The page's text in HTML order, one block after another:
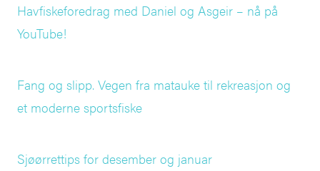
Havfiskeforedrag med Daniel og Asgeir – nå på
YouTube!
Fang og slipp. Vegen fra matauke til rekreasjon og
et moderne sportsfiske
Sjøørrettips for desember og januar